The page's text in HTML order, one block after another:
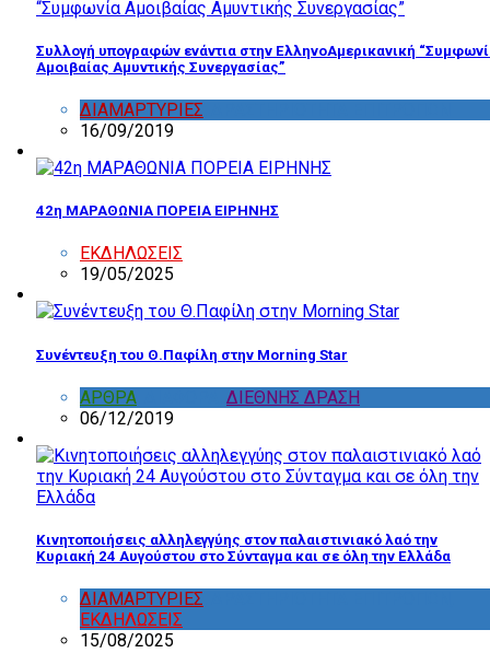
Συλλογή υπογραφών ενάντια στην ΕλληνοΑμερικανική
Αμοιβαίας Αμυντικής Συνεργασίας”
ΔΙΑΜΑΡΤΥΡΙΕΣ
16/09/2019
42η ΜΑΡΑΘΩΝΙΑ ΠΟΡΕΙΑ ΕΙΡΗΝΗΣ
ΕΚΔΗΛΩΣΕΙΣ
19/05/2025
Συνέντευξη του Θ.Παφίλη στην Morning Star
ΑΡΘΡΑ
ΔΙΕΘΝΗΣ ΔΡΑΣΗ
06/12/2019
Κινητοποιήσεις αλληλεγγύης στον παλαιστινιακό λαό την
Κυριακή 24 Αυγούστου στο Σύνταγμα και σε όλη την Ελλάδα
ΔΙΑΜΑΡΤΥΡΙΕΣ
ΕΚΔΗΛΩΣΕΙΣ
15/08/2025